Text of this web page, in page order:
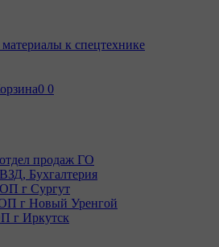
0 0
продаж ГО
Бухгалтерия
г Сургут
г Новый Уренгой
г Иркутск